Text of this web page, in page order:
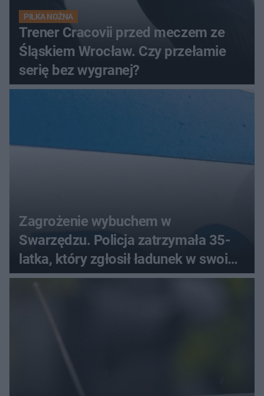
PIŁKA NOŻNA
Trener Cracovii przed meczem ze
Śląskiem Wrocław. Czy przełamie
serię bez wygranej?
Zagrożenie wybuchem w
Swarzędzu. Policja zatrzymała 35-
latka, który zgłosił ładunek w swoim
aucie